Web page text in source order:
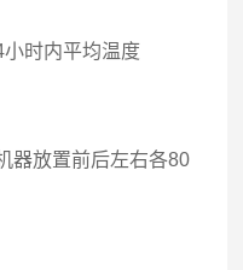
时内平均温度
器放置前后左右各80